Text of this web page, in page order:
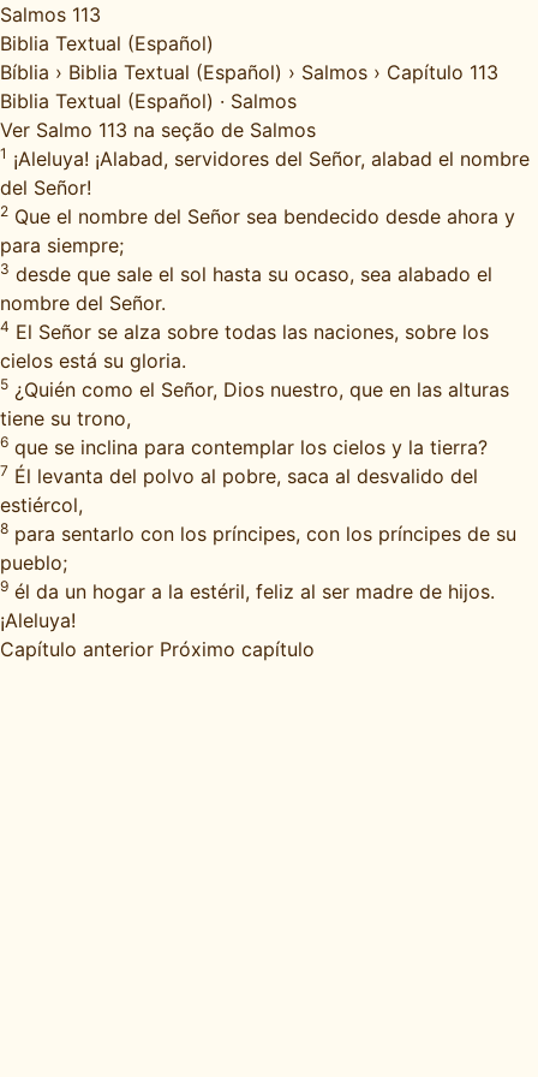
Salmos 113
Biblia Textual (Español)
Bíblia › Biblia Textual (Español) › Salmos › Capítulo 113
Biblia Textual (Español) · Salmos
Ver Salmo 113 na seção de Salmos
1 ¡Aleluya! ¡Alabad, servidores del Señor, alabad el nombre
del Señor!
2 Que el nombre del Señor sea bendecido desde ahora y
para siempre;
3 desde que sale el sol hasta su ocaso, sea alabado el
nombre del Señor.
4 El Señor se alza sobre todas las naciones, sobre los
cielos está su gloria.
5 ¿Quién como el Señor, Dios nuestro, que en las alturas
tiene su trono,
6 que se inclina para contemplar los cielos y la tierra?
7 Él levanta del polvo al pobre, saca al desvalido del
estiércol,
8 para sentarlo con los príncipes, con los príncipes de su
pueblo;
9 él da un hogar a la estéril, feliz al ser madre de hijos.
¡Aleluya!
Capítulo anterior Próximo capítulo